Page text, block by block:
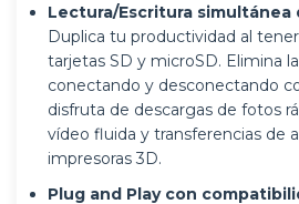
Lectura/Escritura
Duplica tu productividad al
tarjetas SD y microSD. Elimina
conectando y desconectando
disfruta de descargas de fotos
vídeo fluida y transferencias de
impresoras 3D.
Plug and Play con